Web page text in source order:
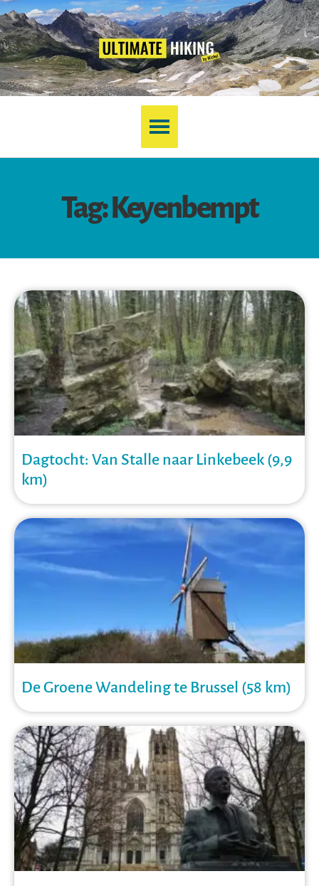
Tag: Keyenbempt
Dagtocht: Van Stalle naar Linkebeek (9,9
km)
De Groene Wandeling te Brussel (58 km)